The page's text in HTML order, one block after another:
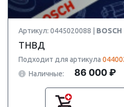
Артикул: 0445020088 | BOSCH
ТНВД
Подходит для артикула
Наличные:
86 000 ₽